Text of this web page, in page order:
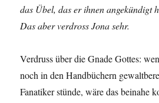
das Übel, das er ihnen angekündigt
Das aber verdross Jona sehr.
Verdruss über die Gnade Gottes:
noch in den Handbüchern
Fanatiker stünde, wäre das beinahe